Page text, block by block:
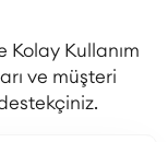
Kolay Kullanım
ve müşteri